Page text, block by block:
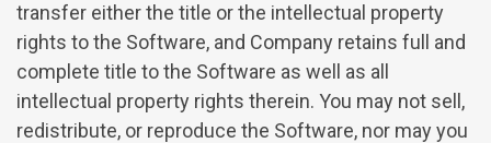
transfer either the title or the intellectual property
rights to the Software, and Company retains full and
complete title to the Software as well as all
intellectual property rights therein. You may not sell,
redistribute, or reproduce the Software, nor may you